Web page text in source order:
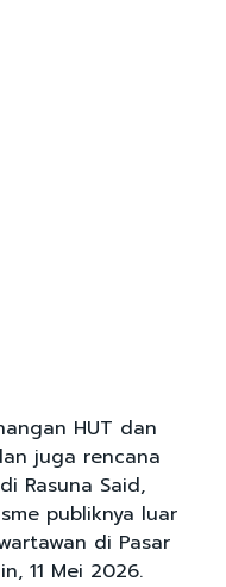
HUT dan
juga rencana
Rasuna Said,
publiknya luar
di Pasar
11 Mei 2026.